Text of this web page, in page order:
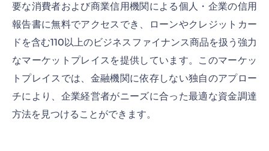
要な消費者および商業信用機関による個人・企業の信用
報告書に無料でアクセスでき、ローンやクレジットカー
ドを含む110以上のビジネスファイナンス商品を扱う強力
なマーケットプレイスを提供しています。このマーケッ
トプレイスでは、金融機関に依存しない独自のアプロー
チにより、企業経営者がニーズに合った最適な資金調達
方法を見つけることができます。